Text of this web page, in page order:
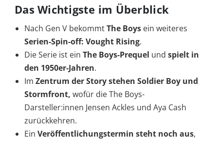
Das Wichtigste im Überblick
Nach Gen V bekommtThe Boys ein weiteres
Serien-Spin-off: Vought Rising.
Die Serie ist ein The Boys-Prequel und spielt in
den 1950er-Jahren.
Im Zentrum der Story stehen Soldier Boy und
Stormfront, wofür die The Boys-
Darsteller:innen Jensen Ackles und Aya Cash
zurückkehren.
Ein Veröffentlichungstermin steht noch aus,